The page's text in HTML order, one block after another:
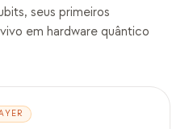
seus primeiros
em hardware quântico